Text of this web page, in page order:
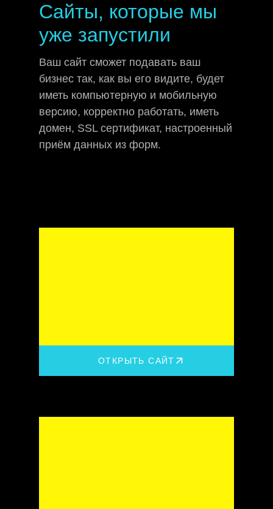
Сайты, которые мы
уже запустили
Ваш сайт сможет подавать ваш
бизнес так, как вы его видите, будет
иметь компьютерную и мобильную
версию, корректно работать, иметь
домен, SSL сертификат, настроенный
приём данных из форм.
ОТКРЫТЬ САЙТ